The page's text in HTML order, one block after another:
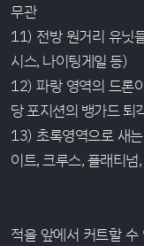
무관
11) 전방 원거리 유닛
시스, 나이팅게일 등)
12) 파랑 영역의 드론
당 포지션의 뱅가드 퇴
13) 초록영역으로 새
이트, 크루스, 플래티넘
적을 앞에서 커트할